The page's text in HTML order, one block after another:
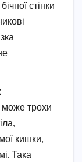
стінки
може трохи
кишки,
Така